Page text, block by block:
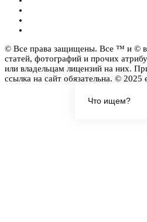
© Все права защищены. Все ™ и ©
статей, фотографий и прочих
или владельцам лицензий на них.
ссылка на сайт обязательна. © 2025